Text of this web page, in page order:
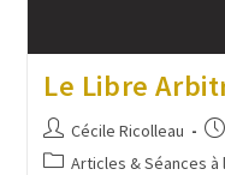
Le Libre
Cécile Ricolleau
Articles & Séances à